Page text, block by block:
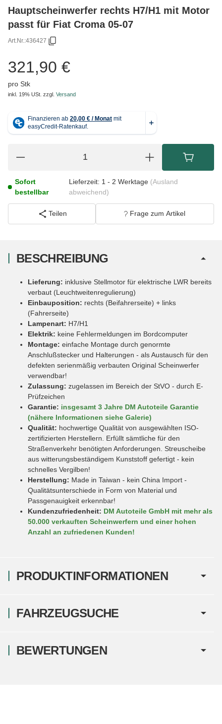
Hauptscheinwerfer rechts H7/H1 mit Motor
passt für Fiat Croma 05-07
Art.Nr.:436427
321,90 €
pro Stk
inkl. 19% USt. zzgl. Versand
Sofort
bestellbar
Lieferzeit: 1 - 2 Werktage (Ausland
abweichend)
Teilen Frage zum Artikel
PRODUKTINFORMATIONEN
BESCHREIBUNG
Lieferung: inklusive Stellmotor für elektrische LWR bereits
verbaut (Leuchtweitenregulierung)
Einbauposition: rechts (Beifahrerseite) + links
(Fahrerseite)
Lampenart: H7/H1
Elektrik: keine Fehlermeldungen im Bordcomputer
Montage: einfache Montage durch genormte
Anschlußstecker und Halterungen - als Austausch für den
defekten serienmäßig verbauten Original Scheinwerfer
verwendbar!
Zulassung: zugelassen im Bereich der StVO - durch E-
Prüfzeichen
Garantie: insgesamt 3 Jahre DM Autoteile Garantie
(nähere Informationen siehe Galerie)
Qualität: hochwertige Qualität von ausgewählten ISO-
zertifizierten Herstellern. Erfüllt sämtliche für den
Straßenverkehr benötigten Anforderungen. Streuscheibe
aus witterungsbeständigem Kunststoff gefertigt - kein
schnelles Vergilben!
Herstellung: Made in Taiwan - kein China Import -
Qualitätsunterschiede in Form von Material und
Passgenauigkeit erkennbar!
Kundenzufriedenheit: DM Autoteile GmbH mit mehr als
50.000 verkauften Scheinwerfern und einer hohen
Anzahl an zufriedenen Kunden!
FAHRZEUGSUCHE
BEWERTUNGEN